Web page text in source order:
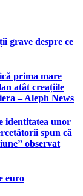
grave despre ce
prima mare
atât creațiile
– Aleph News
identitatea unor
spun că
observat
euro